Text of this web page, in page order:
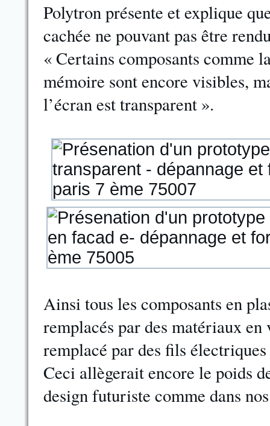
Polytron présente et explique
cachée ne pouvant pas être
« Certains composants comme
mémoire sont encore visibles,
l’écran est transparent ».
Ainsi tous les composants en
remplacés par des matériaux
remplacé par des fils
Ceci allègerait encore le poids
design futuriste comme dans